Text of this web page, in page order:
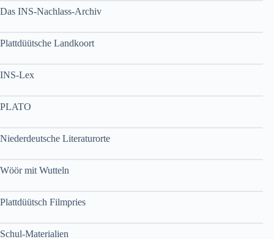
Das INS-Nachlass-Archiv
Plattdüütsche Landkoort
INS-Lex
PLATO
Niederdeutsche Literaturorte
Wöör mit Wutteln
Plattdüütsch Filmpries
Schul-Materialien